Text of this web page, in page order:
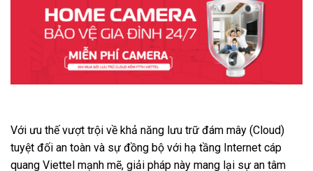
Với ưu thế vượt trội về khả năng lưu trữ đám mây (Cloud)
tuyệt đối an toàn và sự đồng bộ với hạ tầng Internet cáp
quang Viettel mạnh mẽ, giải pháp này mang lại sự an tâm